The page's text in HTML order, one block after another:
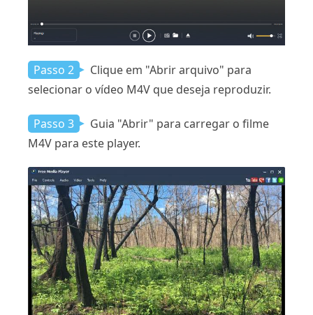
Passo 2
Clique em "Abrir arquivo" para
selecionar o vídeo M4V que deseja reproduzir.
Passo 3
Guia "Abrir" para carregar o filme
M4V para este player.